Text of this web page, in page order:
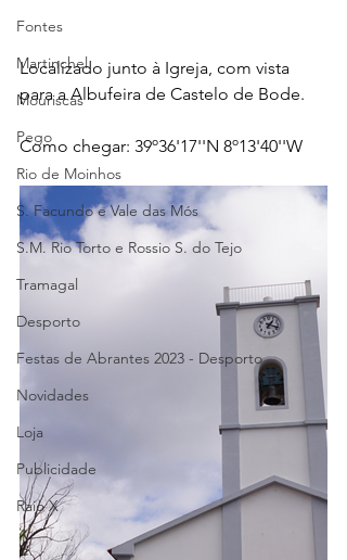
Fontes
Martinchel
Mouriscas
Pego
Rio de Moinhos
S. Facundo e Vale das Mós
S.M. Rio Torto e Rossio S. do Tejo
Tramagal
Desporto
Festas de Abrantes 2023 - Desporto
Novidades
Loja
Publicidade
Raio X
Localizado junto à Igreja, com vista
para a Albufeira de Castelo de Bode.
Como chegar: 39º36'17''N 8º13'40''W